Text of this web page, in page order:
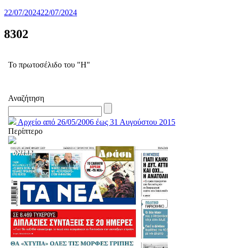
22/07/202422/07/2024
8302
Το πρωτοσέλιδο του "Η"
Αναζήτηση
Αρχείο από 26/05/2006 έως 31 Αυγούστου 2015
Περίπτερο